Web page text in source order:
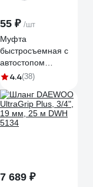
55 ₽ /шт
Муфта
быстросъемная с
автостопом
OXCRAFT 1/2"
4.4(38)
7 689 ₽